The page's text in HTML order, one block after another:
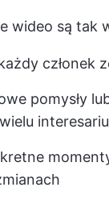
wideo są tak
członek
pomysły